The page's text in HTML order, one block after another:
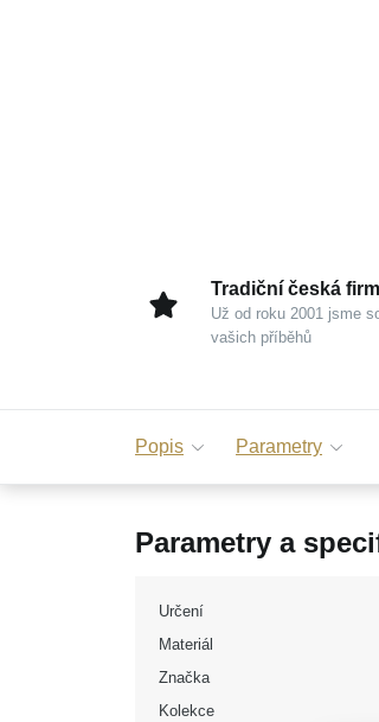
Tradiční česká
Už od roku 2001 jsme
vašich příběhů
Popis Parametry
Parametry a
Určení
Materiál
Značka
Kolekce